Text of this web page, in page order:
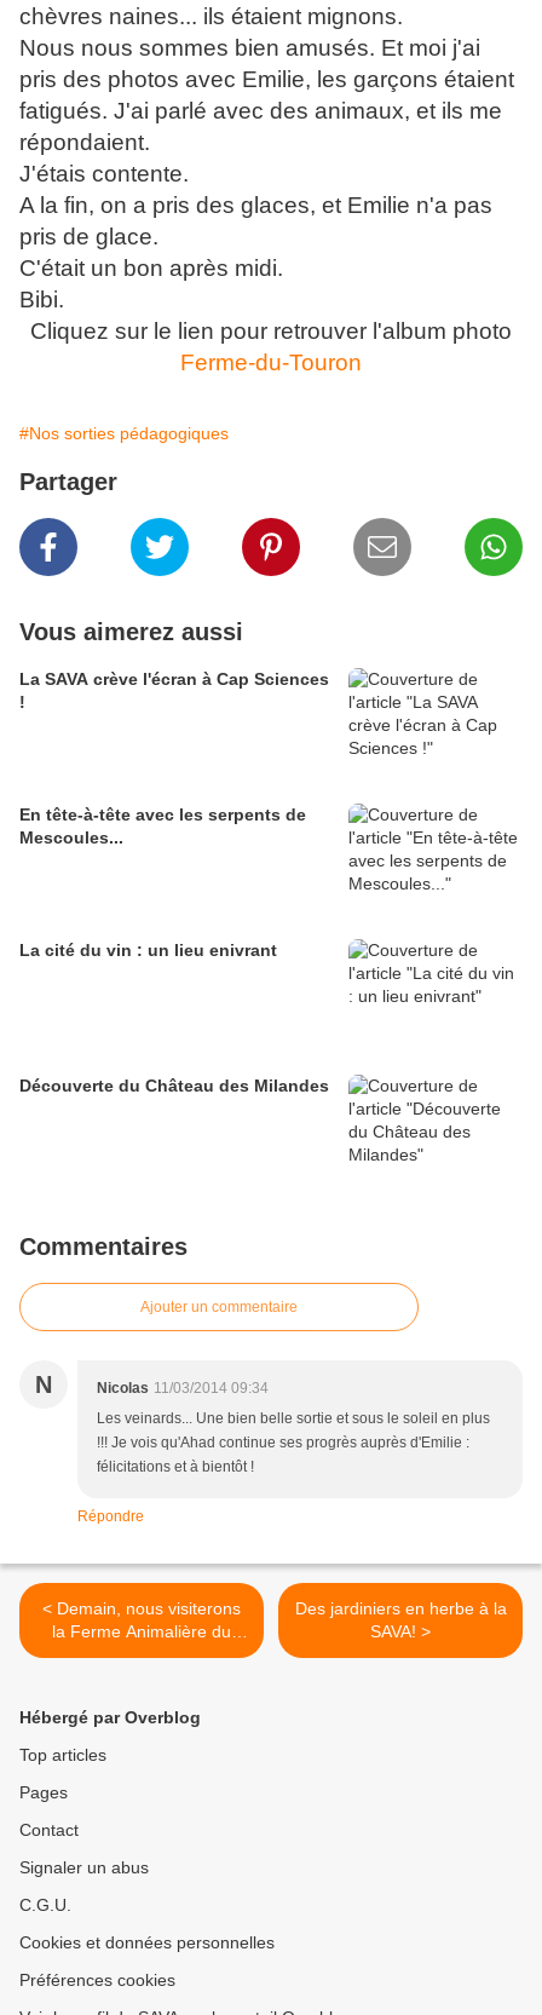
chèvres naines... ils étaient mignons.
Nous nous sommes bien amusés. Et moi j'ai
pris des photos avec Emilie, les garçons étaient
fatigués. J'ai parlé avec des animaux, et ils me
répondaient.
J'étais contente.
A la fin, on a pris des glaces, et Emilie n'a pas
pris de glace.
C'était un bon après midi.
Bibi.
Cliquez sur le lien pour retrouver l'album photo
Ferme-du-Touron
#Nos sorties pédagogiques
Partager
Vous aimerez aussi
La SAVA crève l'écran à Cap Sciences
!
En tête-à-tête avec les serpents de
Mescoules...
La cité du vin : un lieu enivrant
Découverte du Château des Milandes
Commentaires
Ajouter un commentaire
N Nicolas 11/03/2014 09:34
Les veinards... Une bien belle sortie et sous le soleil en plus
!!! Je vois qu'Ahad continue ses progrès auprès d'Emilie :
félicitations et à bientôt !
Répondre
< Demain, nous visiterons
la Ferme Animalière du
Touron
Des jardiniers en herbe à la
SAVA! >
Hébergé par Overblog
Top articles
Pages
Contact
Signaler un abus
C.G.U.
Cookies et données personnelles
Préférences cookies